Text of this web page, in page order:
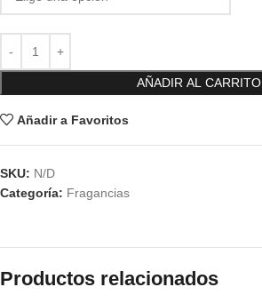
AÑADIR AL CARRITO
Añadir a Favoritos
SKU: N/D
Categoría: Fragancias
Productos relacionados